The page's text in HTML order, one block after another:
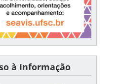
à Informação